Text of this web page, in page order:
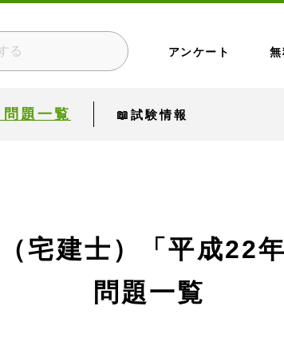
アンケート 無
問題一覧 📖試験情報
宅建士）
「平成22
問題一覧